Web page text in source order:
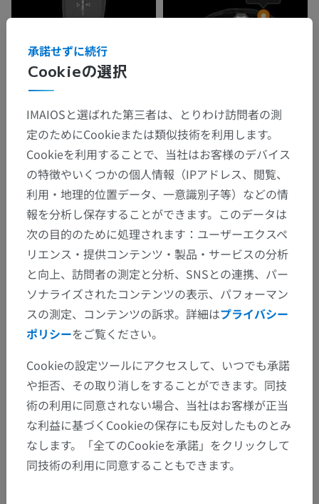
Cookieの選択
承諾せずに続行
IMAIOSと選ばれた第三者は、とりわけ訪問者の測
定のためにCookieまたは類似技術を利用します。
Cookieを利用することで、当社はお客様のデバイス
の特徴やいくつかの個人情報（IPアドレス、閲覧、
利用・地理的位置データ、一意識別子等）などの情
報を分析し保存することができます。このデータは
次の目的のために処理されます：ユーザーエクスペ
リエンス・提供コンテンツ・製品・サービスの分析
と向上、訪問者の測定と分析、SNSとの連携、パー
ソナライズされたコンテンツの表示、パフォーマン
スの測定、コンテンツの訴求。詳細はプライバシー
ポリシーをご覧ください。
Cookieの設定ツールにアクセスして、いつでも承諾
や拒否、その取り消しをすることができます。同技
術の利用に同意されない場合、当社はお客様が正当
な利益に基づくCookieの保存にも反対したものとみ
なします。「全てのCookieを承諾」をクリックして
同技術の利用に同意することもできます。